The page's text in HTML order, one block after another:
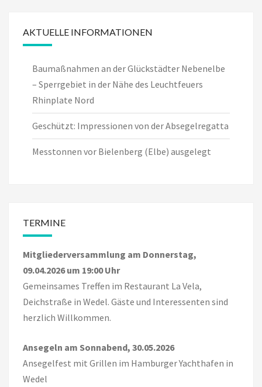
AKTUELLE INFORMATIONEN
Baumaßnahmen an der Glückstädter Nebenelbe
– Sperrgebiet in der Nähe des Leuchtfeuers
Rhinplate Nord
Geschützt: Impressionen von der Absegelregatta
Messtonnen vor Bielenberg (Elbe) ausgelegt
TERMINE
Mitgliederversammlung am Donnerstag,
09.04.2026 um 19:00 Uhr
Gemeinsames Treffen im Restaurant La Vela,
Deichstraße in Wedel. Gäste und Interessenten sind
herzlich Willkommen.
Ansegeln am Sonnabend, 30.05.2026
Ansegelfest mit Grillen im Hamburger Yachthafen in
Wedel